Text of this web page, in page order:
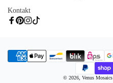
Kontakt
Facebook
Pinterest
Instagram
Tiktok
© 2026, Venus Mosaics